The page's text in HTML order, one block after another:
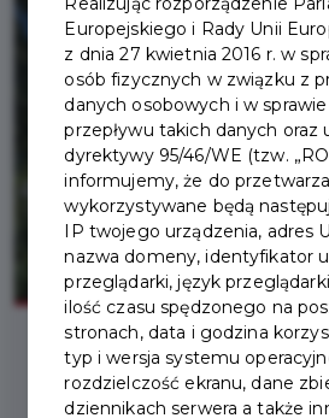
2025-10-29
Europejskiego i Rady Unii
z dnia 27 kwietnia 2016 r. w
osób fizycznych w związku z
danych osobowych i w
przepływu takich danych oraz
dyrektywy 95/46/WE (tzw.
informujemy, że do
wykorzystywane będą
IP twojego urządzenia, adres
nazwa domeny, identyfikator
przeglądarki, język
ilość czasu spędzonego na
stronach, data i godzina
typ i wersja systemu
rozdzielczość ekranu, dane
dziennikach serwera a także